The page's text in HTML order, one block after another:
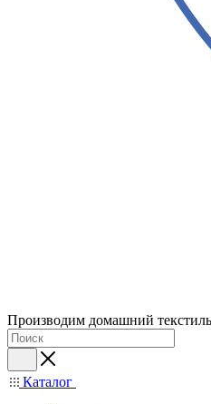
Производим домашний текстиль
Каталог